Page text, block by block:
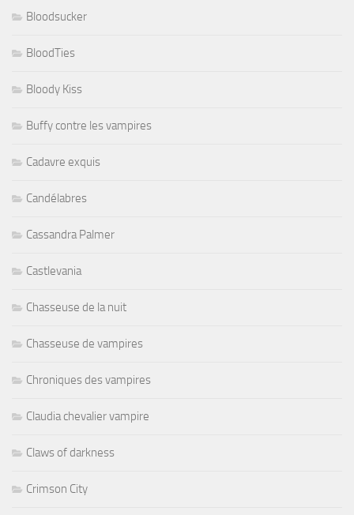
Bloodsucker
BloodTies
Bloody Kiss
Buffy contre les vampires
Cadavre exquis
Candélabres
Cassandra Palmer
Castlevania
Chasseuse de la nuit
Chasseuse de vampires
Chroniques des vampires
Claudia chevalier vampire
Claws of darkness
Crimson City